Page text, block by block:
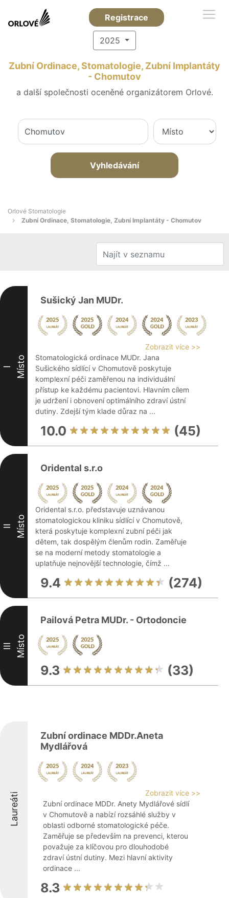
Registrace
2025
Zubní Ordinace, Stomatologie, Zubní Implantáty
- Chomutov
a další společnosti oceněné organizátorem Orlové.
Vyhledávání
Orlové Stomatologie
Zubní Ordinace, Stomatologie, Zubní Implantáty - Chomutov
I Místo
Sušický Jan MUDr.
Zobrazit více >>
Stomatologická ordinace MUDr. Jana
Sušického sídlící v Chomutově poskytuje
komplexní péči zaměřenou na individuální
přístup ke každému pacientovi. Hlavním cílem
je udržení i obnovení optimálního zdraví ústní
dutiny. Zdejší tým klade důraz na ...
10.0 (45)
II Místo
Oridental s.r.o
Oridental s.r.o. představuje uznávanou
stomatologickou kliniku sídlící v Chomutově,
která poskytuje komplexní zubní péči jak
dětem, tak dospělým členům rodin. Zaměřuje
se na moderní metody stomatologie a
uplatňuje nejnovější technologie, čímž ...
9.4 (274)
III Místo
Pailová Petra MUDr. - Ortodoncie
9.3 (33)
Laureáti
Zubní ordinace MDDr.Aneta
Mydlářová
Zobrazit více >>
Zubní ordinace MDDr. Anety Mydlářové sídlí
v Chomutově a nabízí rozsáhlé služby v
oblasti odborné stomatologické péče.
Zaměřuje se především na prevenci, kterou
považuje za klíčovou pro dlouhodobé
zdraví ústní dutiny. Mezi hlavní aktivity
ordinace ...
8.3